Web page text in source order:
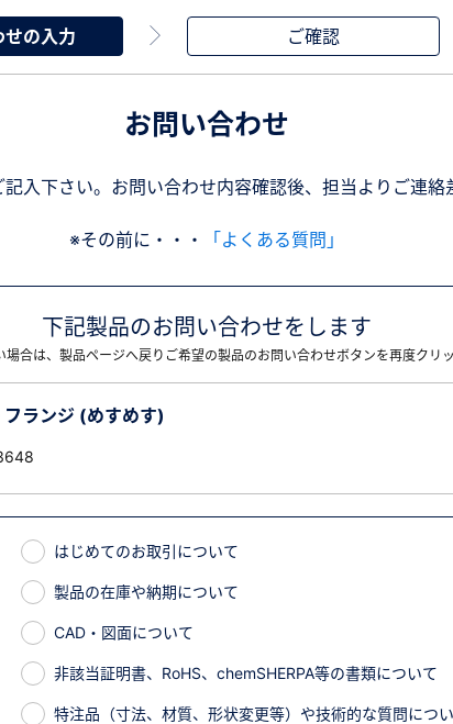
せの入力 ご確認
お問い合わせ
入下さい。お問い合わせ内容確認後、担当よりご連絡
※その前に・・・ 「よくある質問」
下記製品のお問い合わせをします
合は、製品ページへ戻りご希望の製品のお問い合わせボタンを再度クリ
ランジ (めすめす)
はじめてのお取引について
製品の在庫や納期について
CAD・図面について
非該当証明書、RoHS、chemSHERPA等の書類について
特注品（寸法、材質、形状変更等）や技術的な質問につ